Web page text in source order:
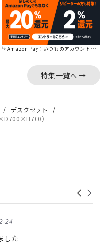
Amazon Pay：いつものアカウントで簡単に決済可能。
特集一覧へ →
デスクセット
）
Carousel
arrows
24
した